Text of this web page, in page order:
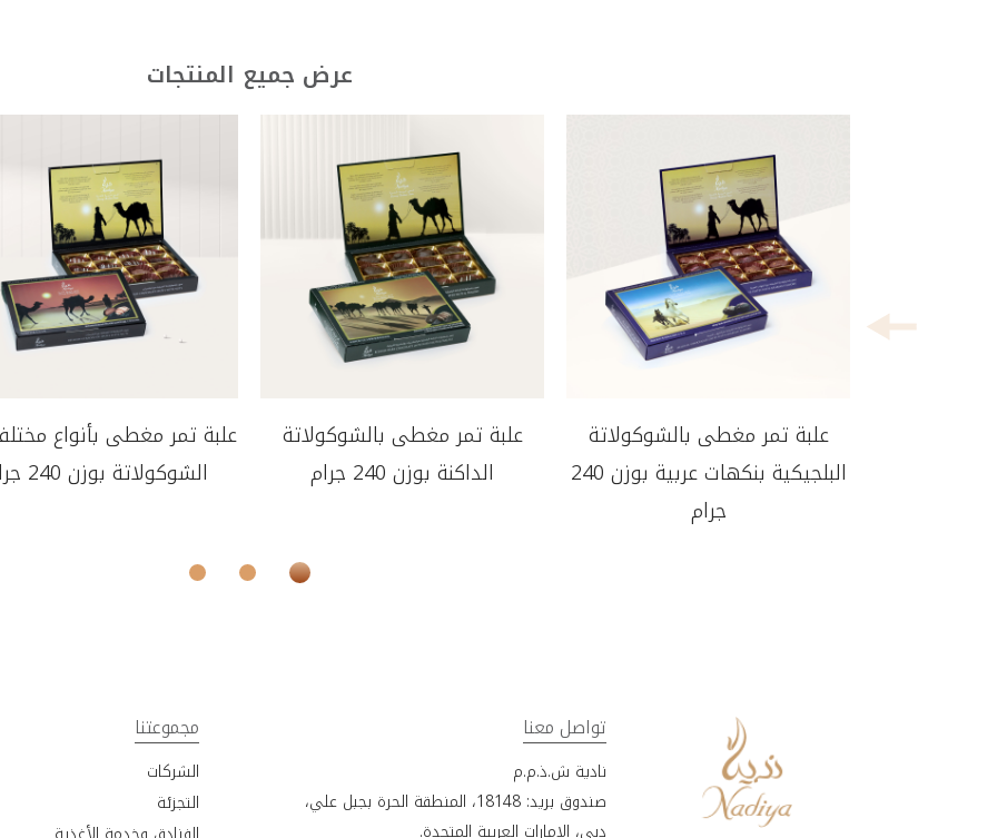
عرض جميع المنتجات
علبة تمر مغطى بالشوكولاتة
البلجيكية بنكهات عربية بوزن 240
جرام
علبة تمر مغطى بالشوكولاتة
الداكنة بوزن 240 جرام
علبة تمر مغطى بأنواع
الشوكولاتة بوزن 240 جرام
تواصل معنا
نادية ش.ذ.م.م
صندوق بريد: 18148، المنطقة الحرة بجبل علي،
دبي، الإمارات العربية المتحدة.
مجموعتنا
الشركات
التجزئة